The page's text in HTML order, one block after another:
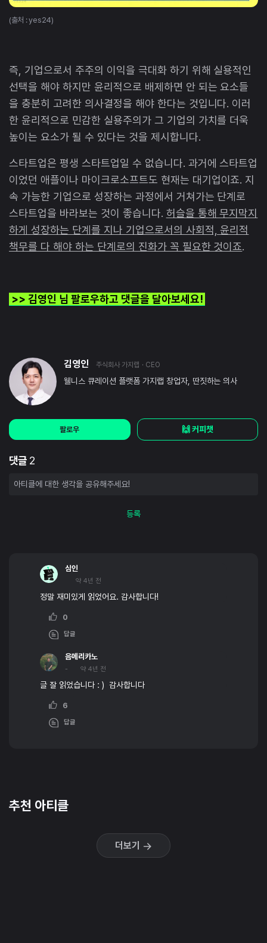
(출처 : yes24)
즉, 기업으로서 주주의 이익을 극대화 하기 위해 실용적인
선택을 해야 하지만 윤리적으로 배제하면 안 되는 요소들
을 충분히 고려한 의사결정을 해야 한다는 것입니다. 이러
한 윤리적으로 민감한 실용주의가 그 기업의 가치를 더욱
높이는 요소가 될 수 있다는 것을 제시합니다.
스타트업은 평생 스타트업일 수 없습니다. 과거에 스타트업
이었던 애플이나 마이크로소프트도 현재는 대기업이죠. 지
속 가능한 기업으로 성장하는 과정에서 거쳐가는 단계로
스타트업을 바라보는 것이 좋습니다. 허슬을 통해 무지막지
하게 성장하는 단계를 지나 기업으로서의 사회적, 윤리적
책무를 다 해야 하는 단계로의 진화가 꼭 필요한 것이죠.
>> 김영인 님 팔로우하고 댓글을 달아보세요!
김영인 주식회사 가지랩 · CEO
웰니스 큐레이션 플랫폼 가지랩 창업자, 딴짓하는 의사
팔로우 🙌 커피챗
댓글 2
등록
심인
약 4년 전
정말 재미있게 읽었어요. 감사합니다!
0
답글
음메리카노
- 약 4년 전
글 잘 읽었습니다 : ) 감사합니다
6
답글
추천 아티클
더보기